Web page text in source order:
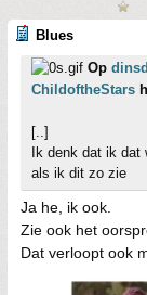
Blues
Op
ChildoftheStars
[..]
Ik denk dat ik
als ik dit zo zie
Ja he, ik ook.
Zie ook het
Dat verloopt ook